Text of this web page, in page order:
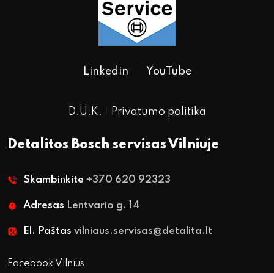
Linkedin YouTube
D.U.K. Privatumo politika
Detalitos Bosch servisas Vilniuje
Skambinkite +370 620 92323
Adresas Lentvario g. 14
El. Paštas vilniaus.servisas@detalita.lt
Facebook Vilnius